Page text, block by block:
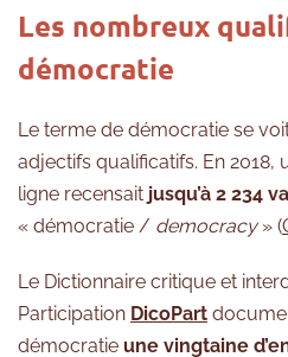
Les nombreux
démocratie
Le terme de démocratie se
adjectifs qualificatifs. En 2018,
ligne recensait jusqu’à 2 234
« démocratie / democracy» (
Le Dictionnaire critique et
Participation DicoPart
démocratie une vingtaine